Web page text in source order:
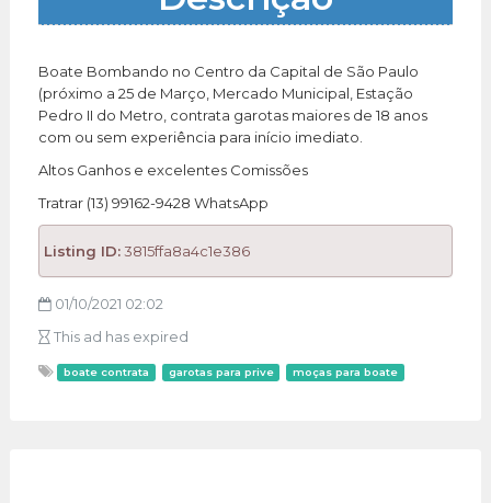
Boate Bombando no Centro da Capital de São Paulo
(próximo a 25 de Março, Mercado Municipal, Estação
Pedro II do Metro, contrata garotas maiores de 18 anos
com ou sem experiência para início imediato.
Altos Ganhos e excelentes Comissões
Tratrar (13) 99162-9428 WhatsApp
Listing ID:3815ffa8a4c1e386
01/10/2021 02:02
This ad has expired
boate contrata garotas para prive moças para boate